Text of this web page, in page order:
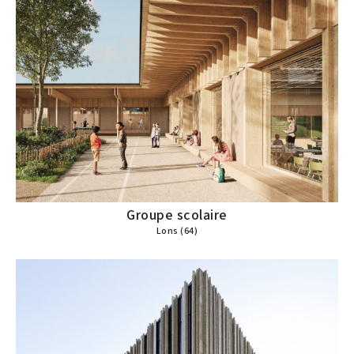
Groupe scolaire
Lons (64)